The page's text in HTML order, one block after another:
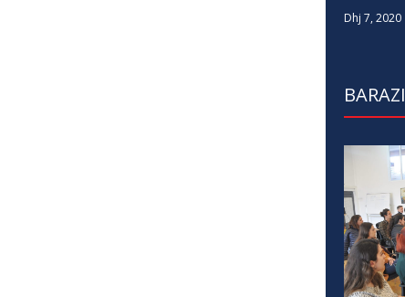
Dhj 7, 2020
BARAZI